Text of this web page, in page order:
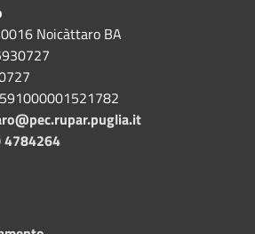
Noicàttaro BA
4784264